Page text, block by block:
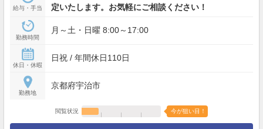
給与・手当
定いたします。お気軽にご相談ください！
勤務時間
月～土・日曜 8:00～17:00
休日・休暇
日祝 / 年間休日110日
勤務地
京都府宇治市
閲覧状況 今が狙い目！